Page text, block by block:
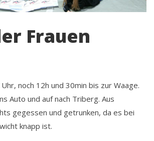
Frauen
noch 12h und 30min bis zur Waage.
Auto und auf nach Triberg. Aus
gegessen und getrunken, da es bei
knapp ist.